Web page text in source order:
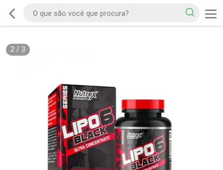
2/ 3